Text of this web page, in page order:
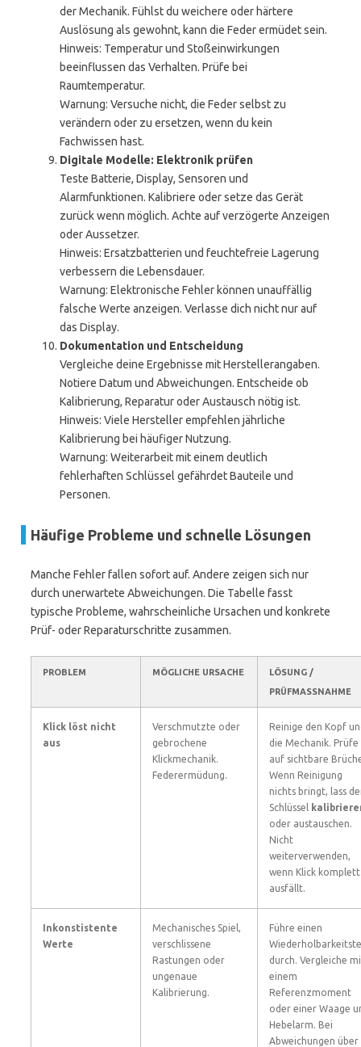
der Mechanik. Fühlst du weichere oder härtere
Auslösung als gewohnt, kann die Feder ermüdet sein.
Hinweis: Temperatur und Stoßeinwirkungen
beeinflussen das Verhalten. Prüfe bei
Raumtemperatur.
Warnung: Versuche nicht, die Feder selbst zu
verändern oder zu ersetzen, wenn du kein
Fachwissen hast.
Digitale Modelle: Elektronik prüfen
Teste Batterie, Display, Sensoren und
Alarmfunktionen. Kalibriere oder setze das Gerät
zurück wenn möglich. Achte auf verzögerte Anzeigen
oder Aussetzer.
Hinweis: Ersatzbatterien und feuchtefreie Lagerung
verbessern die Lebensdauer.
Warnung: Elektronische Fehler können unauffällig
falsche Werte anzeigen. Verlasse dich nicht nur auf
das Display.
Dokumentation und Entscheidung
Vergleiche deine Ergebnisse mit Herstellerangaben.
Notiere Datum und Abweichungen. Entscheide ob
Kalibrierung, Reparatur oder Austausch nötig ist.
Hinweis: Viele Hersteller empfehlen jährliche
Kalibrierung bei häufiger Nutzung.
Warnung: Weiterarbeit mit einem deutlich
fehlerhaften Schlüssel gefährdet Bauteile und
Personen.
Häufige Probleme und schnelle Lösungen
Manche Fehler fallen sofort auf. Andere zeigen sich nur
durch unerwartete Abweichungen. Die Tabelle fasst
typische Probleme, wahrscheinliche Ursachen und konkrete
Prüf- oder Reparaturschritte zusammen.
PROBLEM MÖGLICHE URSACHE
LÖSUNG /
PRÜFMASSNAHME
Klick löst nicht
aus
Verschmutzte oder
gebrochene
Klickmechanik.
Federermüdung.
Reinige den Kopf
die Mechanik. Prüfe
auf sichtbare
Wenn Reinigung
nichts bringt, lass
Schlüssel
oder austauschen.
Nicht
weiterverwenden,
wenn Klick komplett
ausfällt.
Inkonstistente
Werte
Mechanisches Spiel,
verschlissene
Rastungen oder
ungenaue
Kalibrierung.
Führe einen
durch. Vergleiche
einem
Referenzmoment
oder einer Waage
Hebelarm. Bei
Abweichungen über